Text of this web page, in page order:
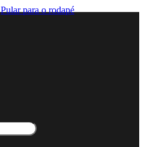
Pular para o rodapé